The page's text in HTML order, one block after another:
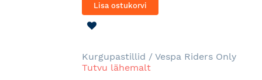
Lisa ostukorvi
Kurgupastillid / Vespa Riders Only
Tutvu lähemalt